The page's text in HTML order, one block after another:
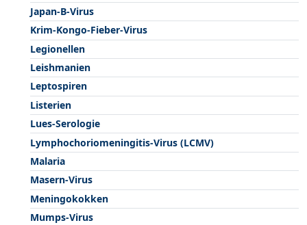
Japan-B-Virus
Krim-Kongo-Fieber-Virus
Legionellen
Leishmanien
Leptospiren
Listerien
Lues-Serologie
Lymphochoriomeningitis-Virus (LCMV)
Malaria
Masern-Virus
Meningokokken
Mumps-Virus